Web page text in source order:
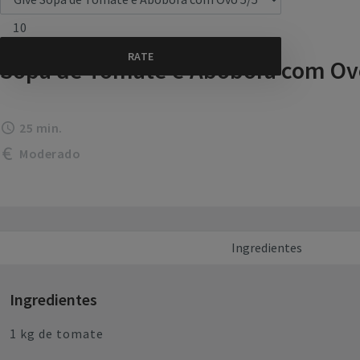
10
Sopa de Tomate e Abóbora com
25 min.
Moderado
Ingredientes
Ingredientes
1 kg de tomate